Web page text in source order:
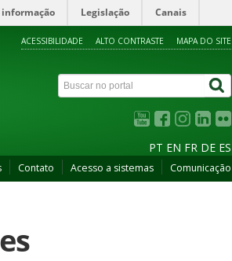
informação Legislação Canais
ACESSIBILIDADE ALTO CONTRASTE MAPA DO SITE
PT EN FR DE ES
Contato Acesso a sistemas Comunicação